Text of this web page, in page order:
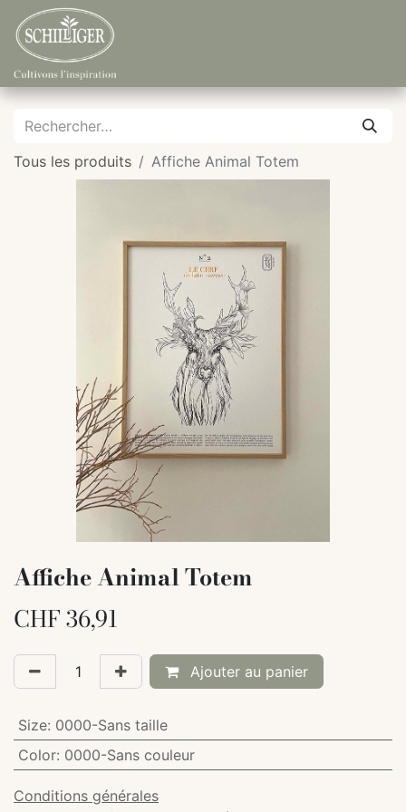
Tous les produits Affiche Animal Totem
Affiche Animal Totem
CHF36,91
Ajouter au panier
Size: 0000-Sans taille
Color: 0000-Sans couleur
Conditions générales